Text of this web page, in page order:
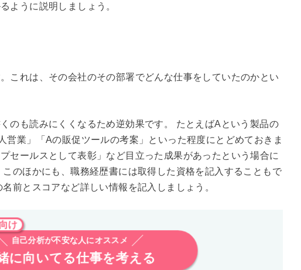
ように説明しましょう。
これは、その会社のその部署でどんな仕事をしていたのかとい
のも読みにくくなるため逆効果です。 たとえばAという製品の
営業」「Aの販促ツールの考案」といった程度にとどめておきま
セールスとして表彰」など目立った成果があったという場合に
のほかにも、職務経歴書には取得した資格を記入することもで
前とスコアなど詳しい情報を記入しましょう。
向け
自己分析が不安な人にオススメ
緒に向いてる仕事を考える